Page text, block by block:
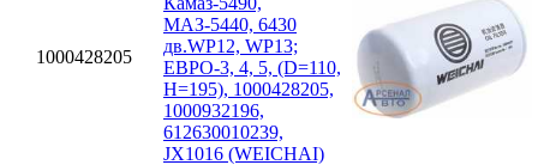
1000428205
МАЗ-5440, 6430
дв.WP12, WP13;
ЕВРО-3, 4, 5, (D=110,
H=195), 1000428205,
1000932196,
612630010239,
JX1016 (WEICHAI)